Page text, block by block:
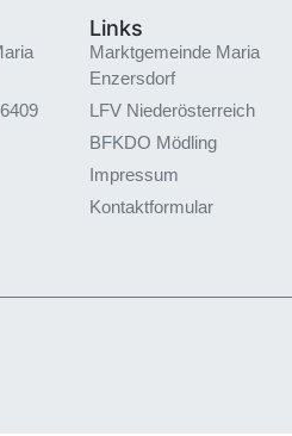
Links
Marktgemeinde Maria
Enzersdorf
LFV Niederösterreich
BFKDO Mödling
Impressum
Kontaktformular